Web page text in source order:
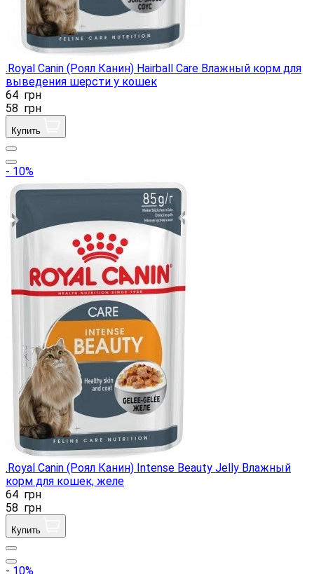
.Royal Canin (Роял Канин) Hairball Care Влажный корм для
выведения шерсти у кошек
64 грн
58 грн
Купить
- 10%
.Royal Canin (Роял Канин) Intense Beauty Jelly Влажный
корм для кошек, желе
64 грн
58 грн
Купить
- 10%